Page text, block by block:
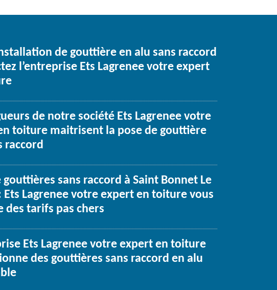
de gouttière en alu sans raccord
l’entreprise Ets Lagrenee votre expert
de notre société Ets Lagrenee votre
toiture maitrisent la pose de gouttière
raccord
gouttières sans raccord à Saint Bonnet Le
Ets Lagrenee votre expert en toiture vous
des tarifs pas chers
Ets Lagrenee votre expert en toiture
des gouttières sans raccord en alu